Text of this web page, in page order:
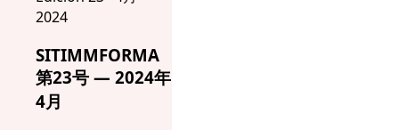
2024
SITIMMFORMA
第23号 — 2024年
4月